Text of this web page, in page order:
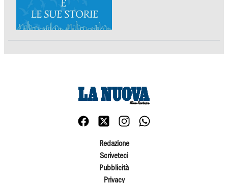
Redazione
Scriveteci
Pubblicità
Privacy